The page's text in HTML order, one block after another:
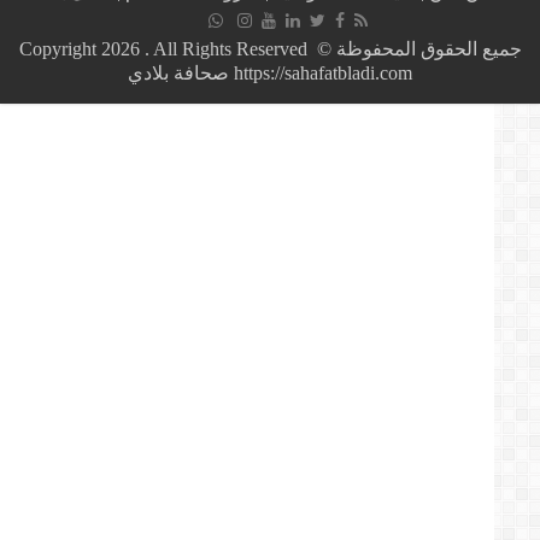
لمباراة
“الأسود”
جميع الحقوق المحفوظة © Copyright 2026 . All Rights Reserved
https://sahafatbladi.com صحافة بلادي